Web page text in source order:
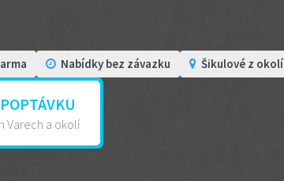
Nabídky bez závazku Šikulové z okolí
Varech a okolí